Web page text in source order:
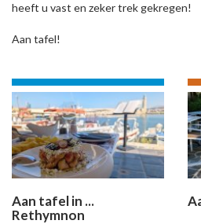
heeft u vast en zeker trek gekregen!
Aan tafel!
Aan tafel in ...
Rethymnon